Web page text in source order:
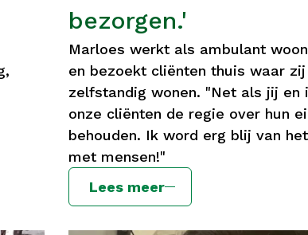
bezorgen.'
Marloes werkt als ambulant
en bezoekt cliënten thuis waar zij
zelfstandig wonen. "Net als jij en
onze cliënten de regie over hun
behouden. Ik word erg blij van
met mensen!"
Lees meer